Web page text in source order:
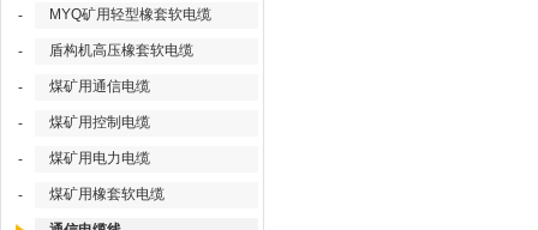
- MYQ矿用轻型橡套软电缆
- 盾构机高压橡套软电缆
- 煤矿用通信电缆
- 煤矿用控制电缆
- 煤矿用电力电缆
- 煤矿用橡套软电缆